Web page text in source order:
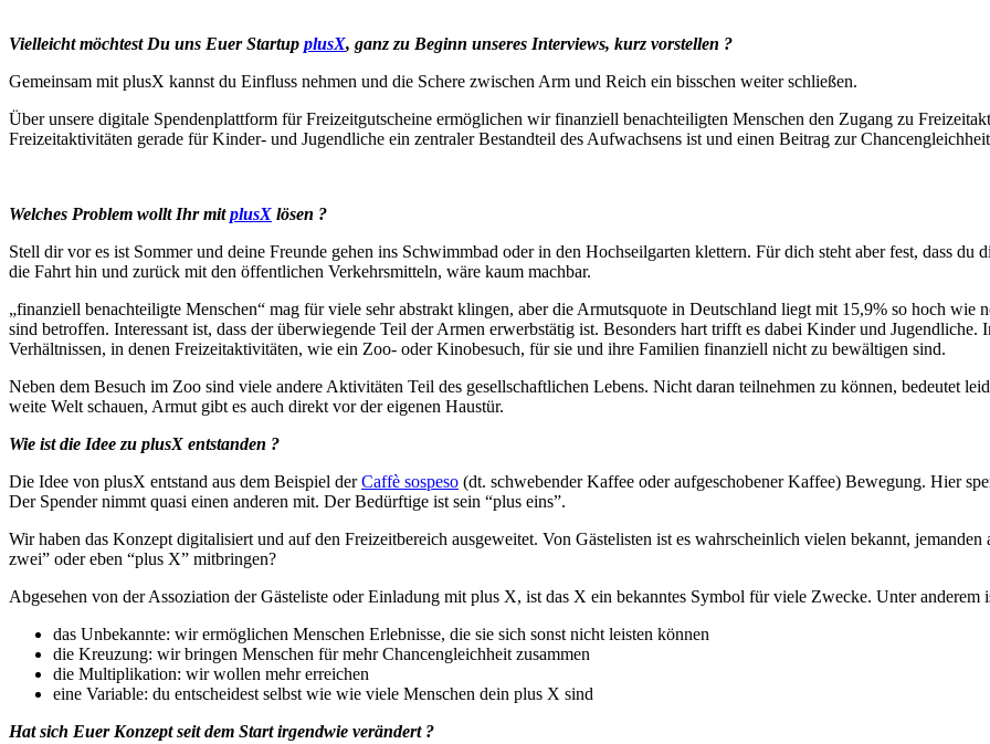
Vielleicht möchtest Du uns Euer Startup plusX, ganz zu Beginn unseres Interviews, kurz vorstellen ?
Gemeinsam mit plusX kannst du Einfluss nehmen und die Schere zwischen Arm und Reich ein bisschen weiter schließen.
Über unsere digitale Spendenplattform für Freizeitgutscheine ermöglichen wir finanziell benachteiligten Menschen den Zugang zu
Freizeitaktivitäten gerade für Kinder- und Jugendliche ein zentraler Bestandteil des Aufwachsens ist und einen Beitrag zur
Welches Problem wollt Ihr mitplusX lösen ?
Stell dir vor es ist Sommer und deine Freunde gehen ins Schwimmbad oder in den Hochseilgarten klettern. Für dich steht aber fest, dass du
die Fahrt hin und zurück mit den öffentlichen Verkehrsmitteln, wäre kaum machbar.
„finanziell benachteiligte Menschen“ mag für viele sehr abstrakt klingen, aber die Armutsquote in Deutschland liegt mit 15,9% so hoch
sind betroffen. Interessant ist, dass der überwiegende Teil der Armen erwerbstätig ist. Besonders hart trifft es dabei Kinder und
Verhältnissen, in denen Freizeitaktivitäten, wie ein Zoo- oder Kinobesuch, für sie und ihre Familien finanziell nicht zu bewältigen sind.
Neben dem Besuch im Zoo sind viele andere Aktivitäten Teil des gesellschaftlichen Lebens. Nicht daran teilnehmen zu können, bedeutet
weite Welt schauen, Armut gibt es auch direkt vor der eigenen Haustür.
Wie ist die Idee zu plusX entstanden ?
Die Idee von plusX entstand aus dem Beispiel derCaffè sospeso (dt. schwebender Kaffee oder aufgeschobener Kaffee) Bewegung. Hier
Der Spender nimmt quasi einen anderen mit. Der Bedürftige ist sein “plus eins”.
Wir haben das Konzept digitalisiert und auf den Freizeitbereich ausgeweitet. Von Gästelisten ist es wahrscheinlich vielen bekannt,
zwei” oder eben “plus X” mitbringen?
Abgesehen von der Assoziation der Gästeliste oder Einladung mit plus X, ist das X ein bekanntes Symbol für viele Zwecke. Unter
das Unbekannte: wir ermöglichen Menschen Erlebnisse, die sie sich sonst nicht leisten können
die Kreuzung: wir bringen Menschen für mehr Chancengleichheit zusammen
die Multiplikation: wir wollen mehr erreichen
eine Variable: du entscheidest selbst wie wie viele Menschen dein plus X sind
Hat sich Euer Konzept seit dem Start irgendwie verändert ?